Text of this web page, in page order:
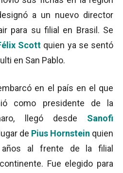
a un nuevo director
para su filial en Brasil. Se
Scott quien ya se sentó
en San Pablo.
en el país en el que
como presidente de la
llegó desde Sanofi
de Pius Hornstein quien
al frente de la filial
Fue elegido para